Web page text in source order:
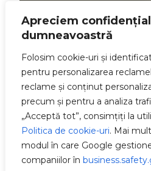
Apreciem
dumneavoastră
Folosim cookie-uri și
pentru personalizarea
reclame și conținut
precum și pentru a analiza
„Acceptă tot”, consimțiți la
Politica de cookie-uri. Mai
modul în care Google
companiilor în